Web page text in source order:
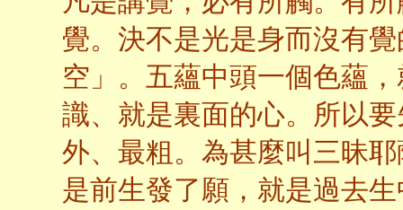
覺。決不是光是身而沒有
空」。五蘊中頭一個色蘊
識、就是裏面的心。所以
外、最粗。為甚麼叫三昧
是前生發了願，就是過去